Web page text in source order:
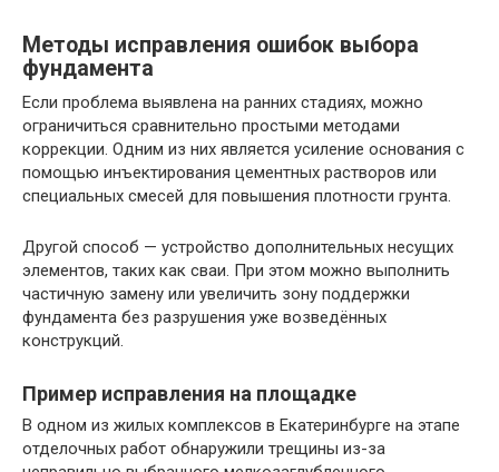
Методы исправления ошибок выбора
фундамента
Если проблема выявлена на ранних стадиях, можно
ограничиться сравнительно простыми методами
коррекции. Одним из них является усиление основания с
помощью инъектирования цементных растворов или
специальных смесей для повышения плотности грунта.
Другой способ — устройство дополнительных несущих
элементов, таких как сваи. При этом можно выполнить
частичную замену или увеличить зону поддержки
фундамента без разрушения уже возведённых
конструкций.
Пример исправления на площадке
В одном из жилых комплексов в Екатеринбурге на этапе
отделочных работ обнаружили трещины из-за